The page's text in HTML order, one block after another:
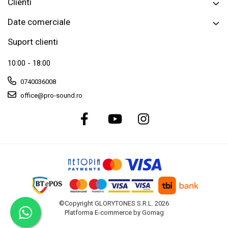
Casti wireless / fara fir
Idei de cadouri
Clienti
Date comerciale
Suport clienti
10:00 - 18:00
0740036008
office@pro-sound.ro
©Copyright GLORYTONES S.R.L. 2026
Platforma E-commerce by Gomag